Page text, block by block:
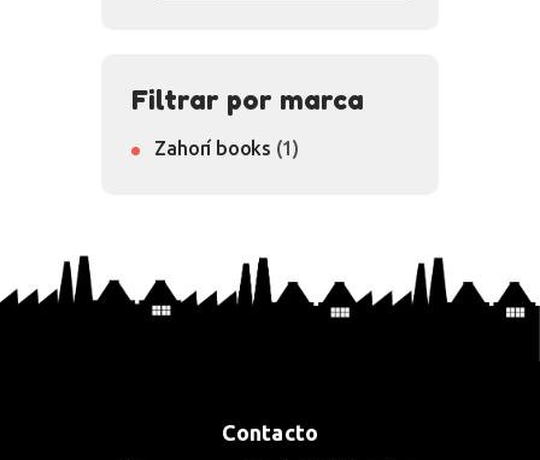
Filtrar por marca
Zahorí books (1)
Contacto